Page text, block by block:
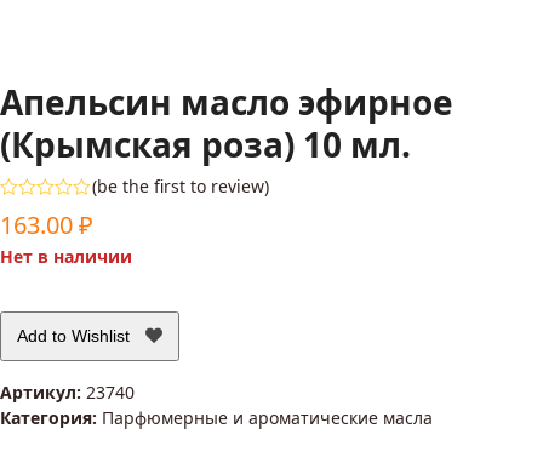
Апельсин масло эфирное
(Крымская роза) 10 мл.
5
(be the first to review)
163.00₽
Нет в наличии
Add to Wishlist
Артикул: 23740
Категория: Парфюмерные и ароматические масла